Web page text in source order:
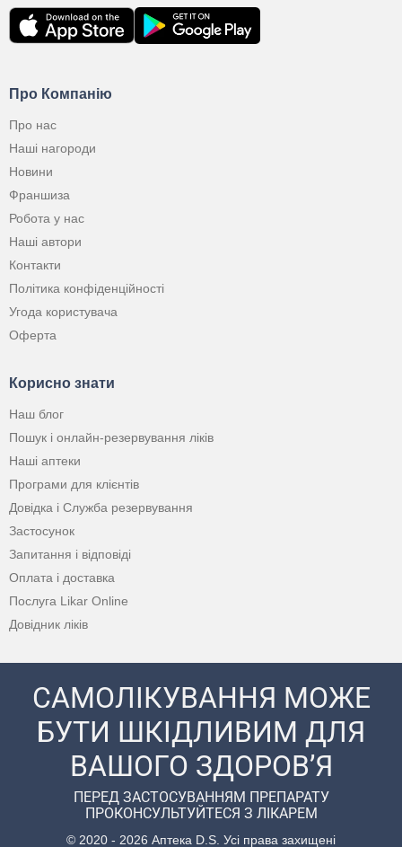
Про Компанію
Про нас
Наші нагороди
Новини
Франшиза
Робота у нас
Наші автори
Контакти
Політика конфіденційності
Угода користувача
Оферта
Корисно знати
Наш блог
Пошук і онлайн-резервування ліків
Наші аптеки
Програми для клієнтів
Довідка і Служба резервування
Застосунок
Запитання і відповіді
Оплата і доставка
Послуга Likar Online
Довідник ліків
САМОЛІКУВАННЯ МОЖЕ
БУТИ ШКІДЛИВИМ ДЛЯ
ВАШОГО ЗДОРОВ’Я
ПЕРЕД ЗАСТОСУВАННЯМ ПРЕПАРАТУ
ПРОКОНСУЛЬТУЙТЕСЯ З ЛІКАРЕМ
© 2020 - 2026 Аптека D.S. Усі права захищені